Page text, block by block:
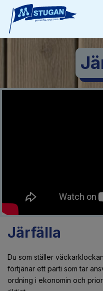
Järfälla
Du som ställer
förtjänar ett parti som tar
ordning i ekonomin och